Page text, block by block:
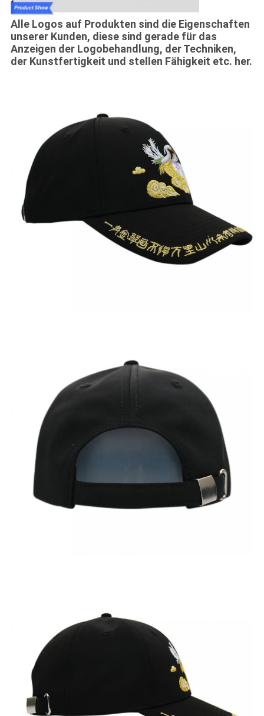
Alle Logos auf Produkten sind die Eigenschaften
unserer Kunden, diese sind gerade für das
Anzeigen der Logobehandlung, der Techniken,
der Kunstfertigkeit und stellen Fähigkeit etc. her.